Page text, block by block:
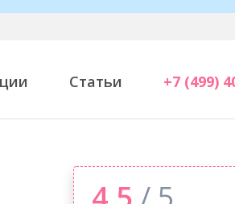
Статьи +7 (499)